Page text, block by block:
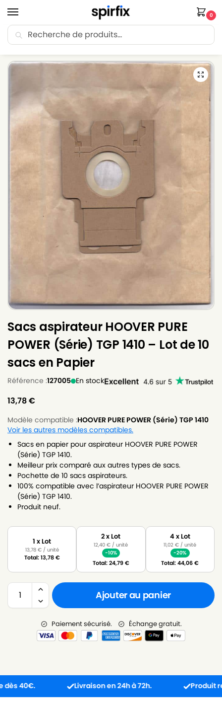
0
🚚 Livraison Point Relais offerte dès 30€ d’achat.
Sacs aspirateur HOOVER PURE
POWER (Série) TGP 1410 – Lot de 10
sacs en Papier
Référence :127005 En stock
13,78€
Modèle compatible :HOOVER PURE POWER (Série) TGP 1410
Voir les autres modèles compatibles.
Sacs en papier pour aspirateur HOOVER PURE POWER
(Série) TGP 1410.
Meilleur prix comparé aux autres types de sacs.
Pochette de 10 sacs aspirateurs.
100% compatible avec l’aspirateur HOOVER PURE POWER
(Série) TGP 1410.
Produit neuf.
1 x Lot
13,78 €/ unité
Total:13,78€
2 x Lot
12,40€ / unité
-10%
Total:24,79€
4 x Lot
11,02€ / unité
-20%
Total:44,06€
Ajouter au panier
Paiement sécurisé. Échange gratuit.
Livraison en 24h à 72h. Produit reçu